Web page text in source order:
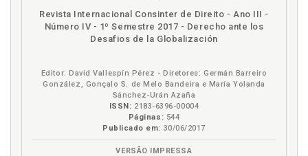
na
B.V.
Revista Internacional Consinter de Direito - Ano III -
Número IV - 1º Semestre 2017 - Derecho ante los
Desafios de la Globalización
Editor: David Vallespín Pérez - Diretores: Germán Barreiro
González, Gonçalo S. de Melo Bandeira e María Yolanda
Sánchez-Urán Azaña
ISSN: 2183-6396-00004
Páginas: 544
Publicado em: 30/06/2017
VERSÃO IMPRESSA